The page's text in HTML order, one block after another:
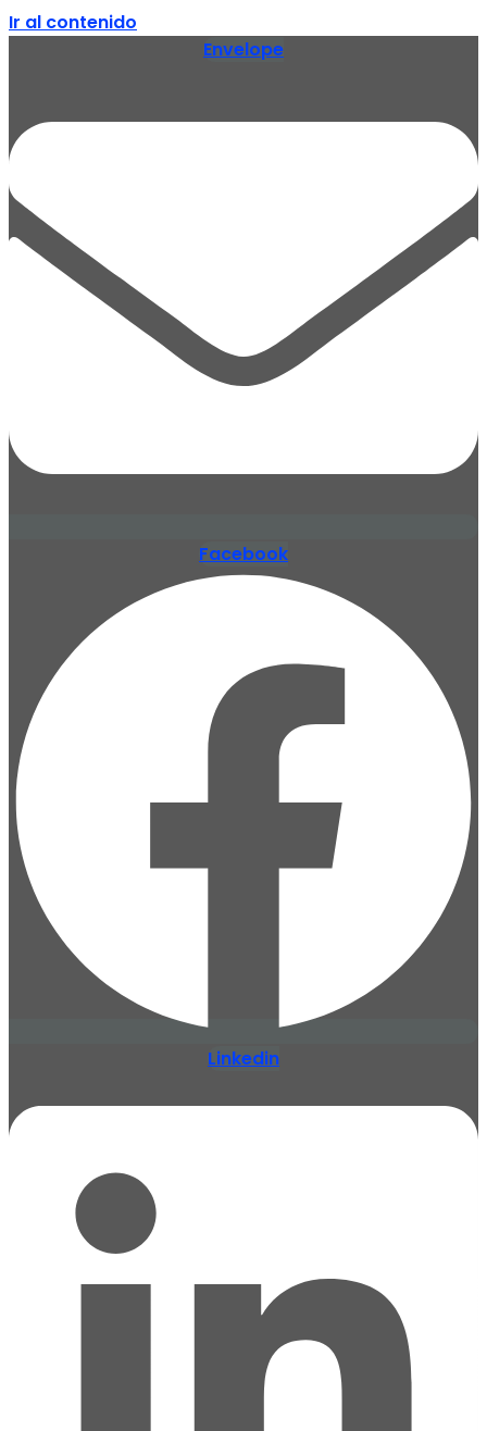
Ir al contenido
Envelope
Facebook
Linkedin